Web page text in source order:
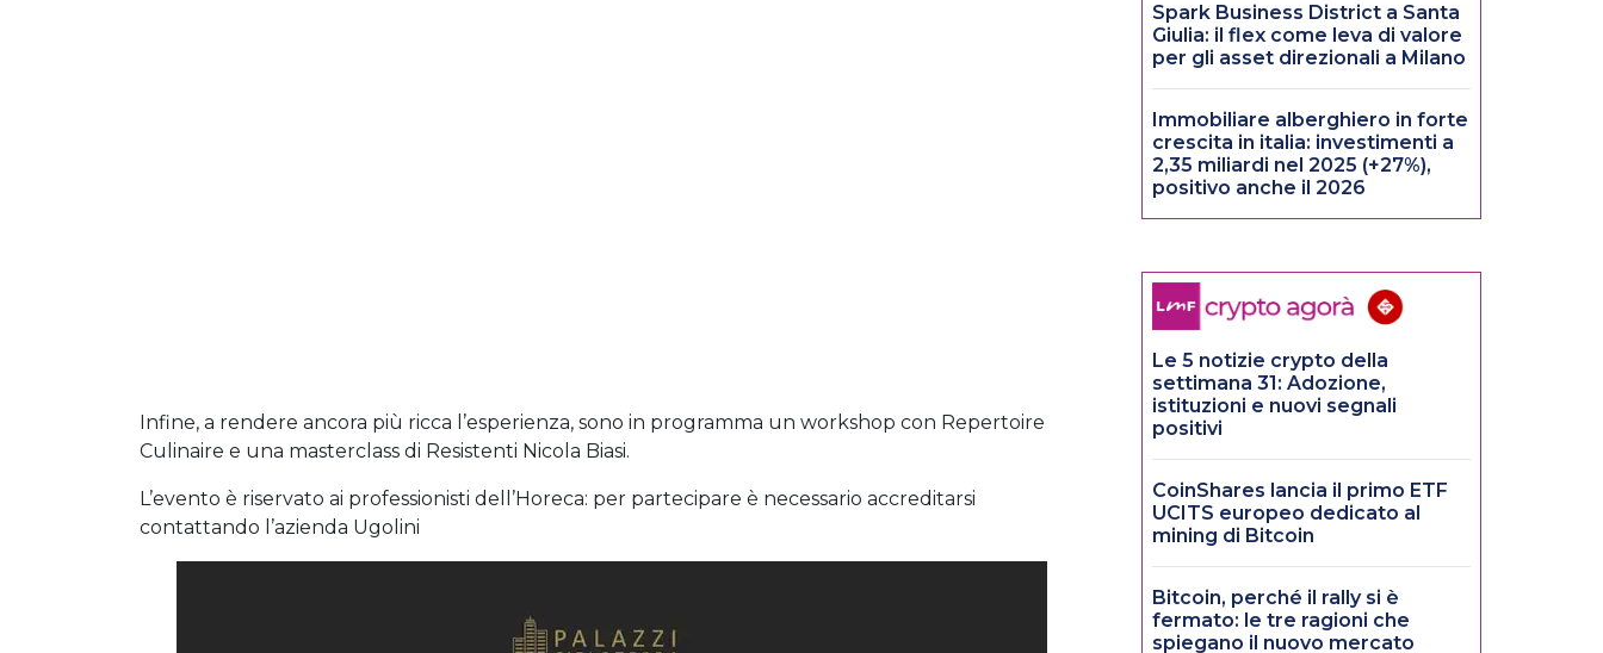
Infine, a rendere ancora più ricca l’esperienza, sono in programma un workshop con Repertoire
Culinaire e una masterclass di Resistenti Nicola Biasi.
L’evento è riservato ai professionisti dell’Horeca: per partecipare è necessario accreditarsi
contattando l’azienda Ugolini
Spark Business District a Santa
Giulia: il flex come leva di valore
per gli asset direzionali a Milano
Immobiliare alberghiero in forte
crescita in italia: investimenti a
2,35 miliardi nel 2025 (+27%),
positivo anche il 2026
Le 5 notizie crypto della
settimana 31: Adozione,
istituzioni e nuovi segnali
positivi
CoinShares lancia il primo ETF
UCITS europeo dedicato al
mining di Bitcoin
Bitcoin, perché il rally si è
fermato: le tre ragioni che
spiegano il nuovo mercato